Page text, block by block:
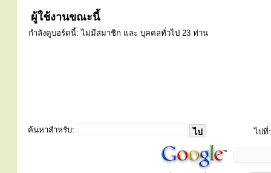
ผู้ใช้งานขณะนี้
กำลังดูบอร์ดนี้: ไม่มีสมาชิก และ บุคคลทั่วไป 23 ท่าน
ค้นหาสำหรับ: ไปที่: